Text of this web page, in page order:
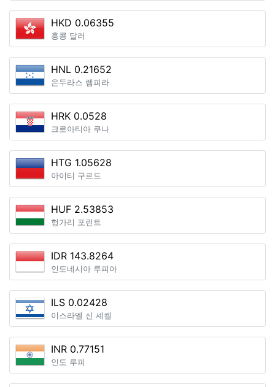
HKD 0.06355
홍콩 달러
HNL 0.21652
온두라스 렘피라
HRK 0.0528
크로아티아 쿠나
HTG 1.05628
아이티 구르드
HUF 2.53853
헝가리 포린트
IDR 143.8264
인도네시아 루피아
ILS 0.02428
이스라엘 신 셰켈
INR 0.77151
인도 루피